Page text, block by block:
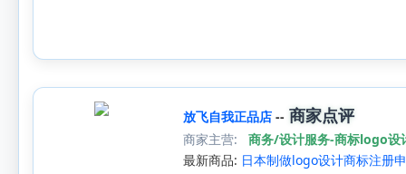
放飞自我正品店 -- 商家点评
商家主营:
商务/设计服务-商标logo设
最新商品: 日本制做logo设计商标注册